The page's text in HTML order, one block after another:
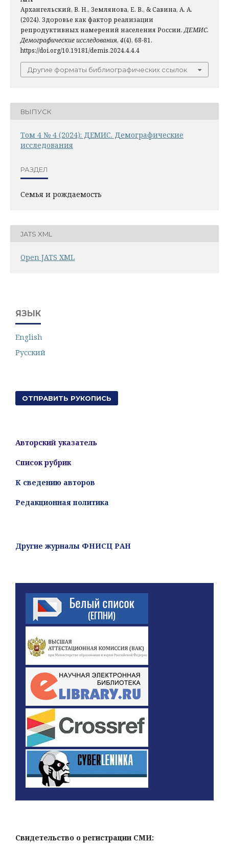
Архангельский, В. Н., Землянова, Е. В., & Савина, А. А.
(2024). Здоровье как фактор реализации
репродуктивных намерений населения России.ДЕМИС.
Демографические исследования, 4(4), 68-81.
https://doi.org/10.19181/demis.2024.4.4.4
Другие форматы библиографических ссылок
ВЫПУСК
Том 4 № 4 (2024): ДЕМИС. Демографические
исследования
РАЗДЕЛ
Семья и рождаемость
JATS XML
Open JATS XML
ЯЗЫК
English
Русский
ОТПРАВИТЬ РУКОПИСЬ
Авторский указатель
Список рубрик
К сведению авторов
Редакционная политика
Другие журналы ФНИСЦ РАН
Свидетельство о регистрации СМИ: